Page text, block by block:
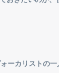
ーカリストの一